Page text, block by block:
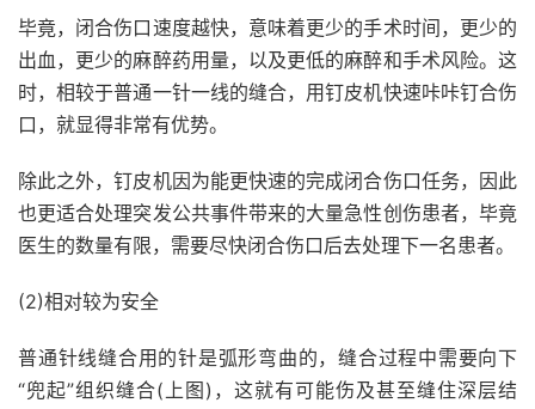
毕竟，闭合伤口速度越快，意味着更少的手术时间，更少的
出血，更少的麻醉药用量，以及更低的麻醉和手术风险。这
时，相较于普通一针一线的缝合，用钉皮机快速咔咔钉合伤
口，就显得非常有优势。
除此之外，钉皮机因为能更快速的完成闭合伤口任务，因此
也更适合处理突发公共事件带来的大量急性创伤患者，毕竟
医生的数量有限，需要尽快闭合伤口后去处理下一名患者。
(2)相对较为安全
普通针线缝合用的针是弧形弯曲的，缝合过程中需要向下
“兜起”组织缝合(上图)，这就有可能伤及甚至缝住深层结